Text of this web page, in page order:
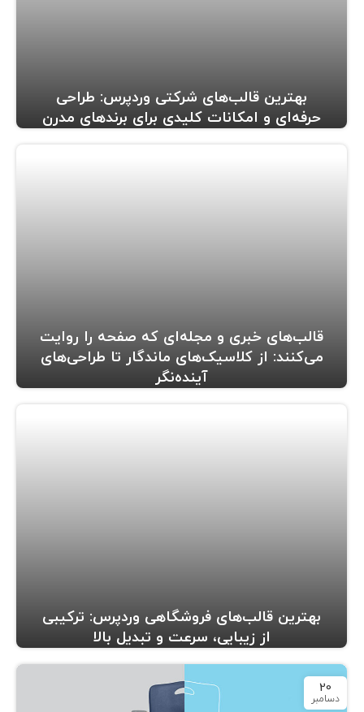
بهترین قالب‌های شرکتی وردپرس: طراحی
حرفه‌ای و امکانات کلیدی برای برندهای مدرن
قالب‌های خبری و مجله‌ای که صفحه را روایت
می‌کنند: از کلاسیک‌های ماندگار تا طراحی‌های
آینده‌نگر
بهترین قالب‌های فروشگاهی وردپرس: ترکیبی
از زیبایی، سرعت و تبدیل بالا
20
دسامبر